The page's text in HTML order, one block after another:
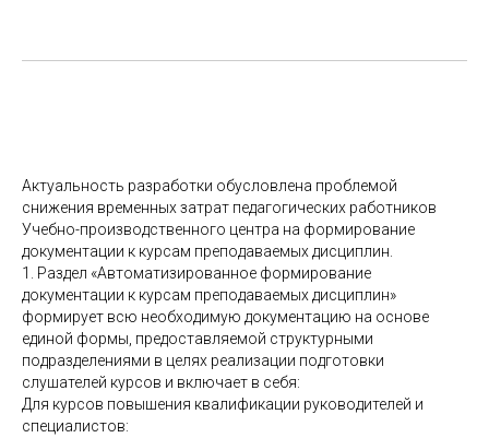
Актуальность разработки обусловлена проблемой
снижения временных затрат педагогических работников
Учебно-производственного центра на формирование
документации к курсам преподаваемых дисциплин.
1. Раздел «Автоматизированное формирование
документации к курсам преподаваемых дисциплин»
формирует всю необходимую документацию на основе
единой формы, предоставляемой структурными
подразделениями в целях реализации подготовки
слушателей курсов и включает в себя:
Для курсов повышения квалификации руководителей и
специалистов: